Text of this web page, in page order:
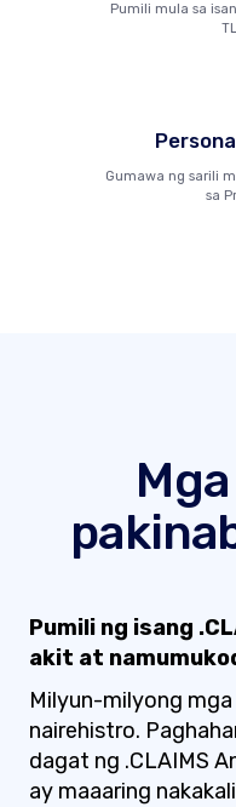
Pumili mula sa
Gumawa ng sarili
sa
Pumili ng isang
akit at
Milyun-milyong
nairehistro.
dagat ng .CLAIMS
ay maaaring